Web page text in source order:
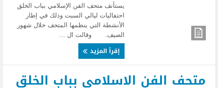
يستأنف متحف الفن الإسلامي بباب الخلق
احتفاليات ليالي السبت وذلك في إطار
الأنشطة التي ينظمها المتحف خلال شهور
الصيف. وقالت ال ...
إقرأ المزيد
متحف الفن الاسلامي بباب الخلق